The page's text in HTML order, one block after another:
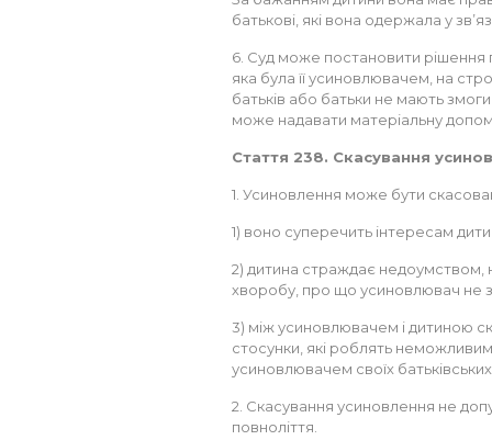
батькові, які вона одержала у
6. Суд може постановити рішення
яка була її усиновлювачем, на
батьків або батьки не мають
може надавати матеріальну
Стаття 238. Скасування
1. Усиновлення може бути
1) воно суперечить інтересам
2) дитина страждає недоумством,
хворобу, про що усиновлювач не
3) між усиновлювачем і дитиною
стосунки, які роблять
усиновлювачем своїх батьківських
2. Скасування усиновлення не
повноліття.